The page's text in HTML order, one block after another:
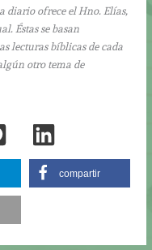
diario ofrece el Hno. Elías,
Éstas se basan
lecturas bíblicas de cada
otro tema de
compartir